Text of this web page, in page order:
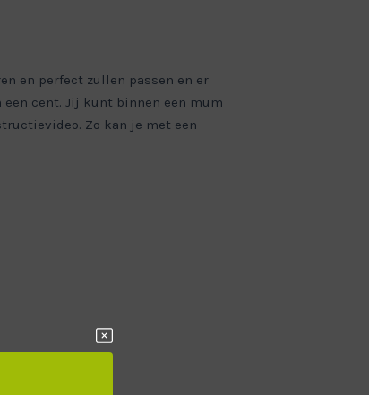
en perfect zullen passen en er
cent. Jij kunt binnen een mum
Zo kan je met een